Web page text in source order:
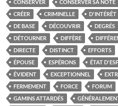
CONSERVER CONSERVER SA NOTE
CRÉER
CRIMINELLE D'INTÉRÊT
DE BASE
DÉCOUVRIR DEGRÉS
DÉTOURNER
DIFFÈRE
DIRECTE
DISTINCT EFFORTS
ÉPOUSE
ESPÉRONS ÉTAT
ÉVIDENT
EXCEPTIONNEL
FERMEMENT
FORCE FORUM
GAMINS ATTARDÉS